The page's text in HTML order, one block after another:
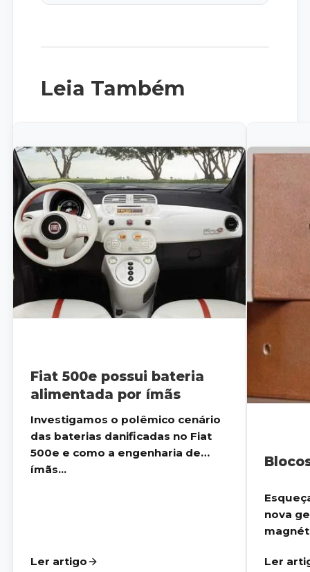
Leia Também
Fiat 500e possui bateria
alimentada por ímãs
Investigamos o polêmico cenário
das baterias danificadas no Fiat
500e e como a engenharia de
ímãs...
Ler artigo
nova
Ler